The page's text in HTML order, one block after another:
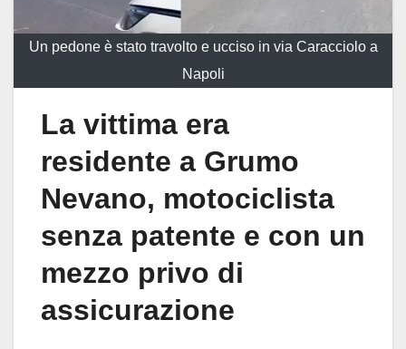
Un pedone è stato travolto e ucciso in via Caracciolo a
Napoli
La vittima era
residente a Grumo
Nevano, motociclista
senza patente e con un
mezzo privo di
assicurazione